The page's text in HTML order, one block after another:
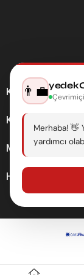
Kategoriler
Kurumsal
Müşteri Hizmetleri
Hesabım
👨‍💼 Çevrimiçi
Merhaba! 👋
yardımcı